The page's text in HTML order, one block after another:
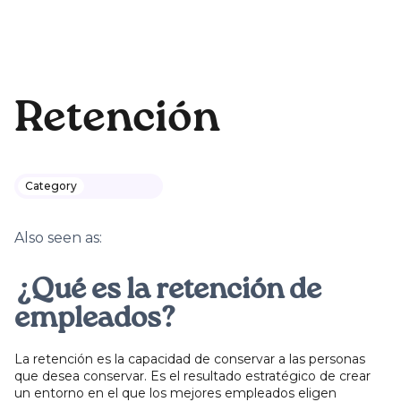
Retención
Category
Also seen as:
¿Qué es la retención de
empleados?
La retención es la capacidad de conservar a las personas
que desea conservar. Es el resultado estratégico de crear
un entorno en el que los mejores empleados eligen